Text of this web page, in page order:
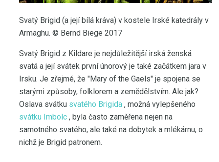
Svatý Brigid (a její bílá kráva) v kostele Irské katedrály v
Armaghu. © Bernd Biege 2017
Svatý Brigid z Kildare je nejdůležitější irská ženská
svatá a její svátek první únorový je také začátkem jara v
Irsku. Je zřejmé, že "Mary of the Gaels" je spojena se
starými způsoby, folklorem a zemědělstvím. Ale jak?
Oslava svátku svatého Brigida , možná vylepšeného
svátku Imbolc , byla často zaměřena nejen na
samotného svatého, ale také na dobytek a mlékárnu, o
nichž je Brigid patronem.